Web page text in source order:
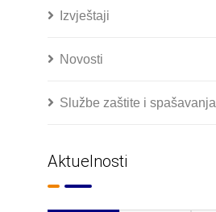
Izvještaji
Novosti
Službe zaštite i spašavanja
Aktuelnosti